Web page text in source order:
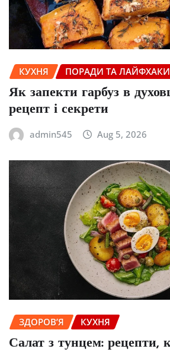
КУХНЯ ПОРАДИ ТА ЛАЙФХАКИ
Як запекти гарбуз в
рецепт і секрети
admin545 Aug 5, 2026
ЗДОРОВ’Я КУХНЯ
Салат з тунцем: рецепти,